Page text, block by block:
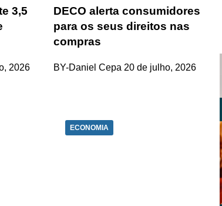
3,5
2026
DECO alerta consumidores
para os seus direitos nas
compras
BY-Daniel Cepa 20 de julho, 2026
ECONOMIA